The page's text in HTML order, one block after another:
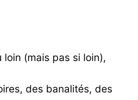
(mais pas si loin),
des banalités, des